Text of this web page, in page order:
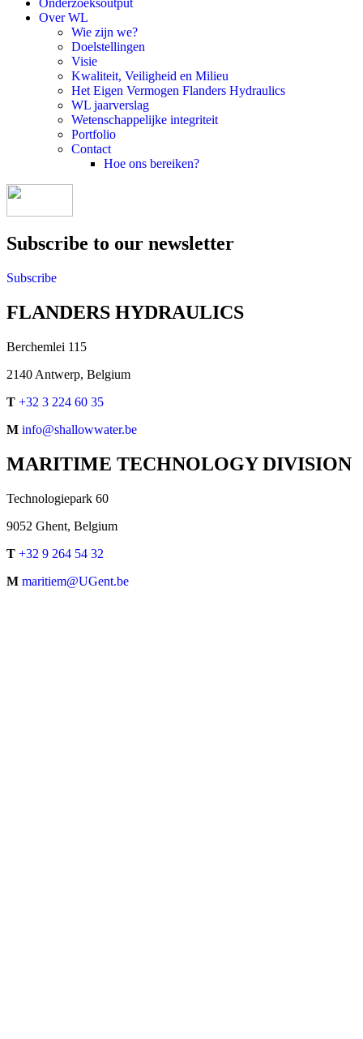
Onderzoeksoutput
Over WL
Wie zijn we?
Doelstellingen
Visie
Kwaliteit, Veiligheid en Milieu
Het Eigen Vermogen Flanders Hydraulics
WL jaarverslag
Wetenschappelijke integriteit
Portfolio
Contact
Hoe ons bereiken?
Subscribe to our newsletter
Subscribe
FLANDERS HYDRAULICS
Berchemlei 115
2140 Antwerp, Belgium
T +32 3 224 60 35
M info@shallowwater.be
MARITIME TECHNOLOGY DIVISION
Technologiepark 60
9052 Ghent, Belgium
T +32 9 264 54 32
M maritiem@UGent.be